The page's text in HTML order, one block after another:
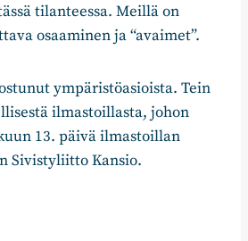
tilanteessa. Meillä on
osaaminen ja “avaimet”.
ympäristöasioista. Tein
ilmastoillasta, johon
13. päivä ilmastoillan
Sivistyliitto Kansio.